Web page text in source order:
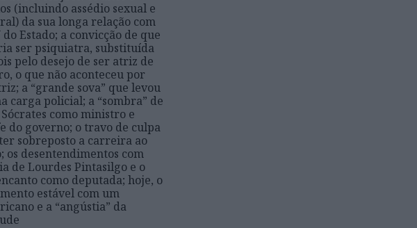
(incluindo assédio sexual e
da sua longa relação com
do Estado; a convicção de que
ser psiquiatra, substituída
pelo desejo de ser atriz de
o que não aconteceu por
a “grande sova” que levou
carga policial; a “sombra” de
Sócrates como ministro e
do governo; o travo de culpa
sobreposto a carreira ao
os desentendimentos com
de Lourdes Pintasilgo e o
como deputada; hoje, o
estável com um
e a “angústia” da